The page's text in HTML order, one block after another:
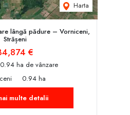
Harta
lângă pădure – Vorniceni,
Strășeni
€
ha de vânzare
0.94 ha
multe detalii